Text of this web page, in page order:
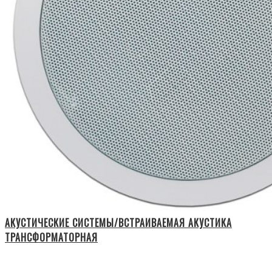
АКУСТИЧЕСКИЕ СИСТЕМЫ/ВСТРАИВАЕМАЯ АКУСТИКА
ТРАНСФОРМАТОРНАЯ